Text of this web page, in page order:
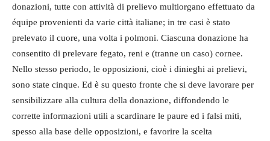
donazioni, tutte con attività di prelievo multiorgano effettuato da
équipe provenienti da varie città italiane; in tre casi è stato
prelevato il cuore, una volta i polmoni. Ciascuna donazione ha
consentito di prelevare fegato, reni e (tranne un caso) cornee.
Nello stesso periodo, le opposizioni, cioè i dinieghi ai prelievi,
sono state cinque. Ed è su questo fronte che si deve lavorare per
sensibilizzare alla cultura della donazione, diffondendo le
corrette informazioni utili a scardinare le paure ed i falsi miti,
spesso alla base delle opposizioni, e favorire la scelta